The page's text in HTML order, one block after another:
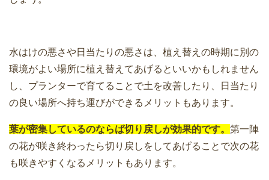
水はけの悪さや日当たりの悪さは、植え替えの時期に別の
環境がよい場所に植え替えてあげるといいかもしれません
し、プランターで育てることで土を改善したり、日当たり
の良い場所へ持ち運びができるメリットもあります。
葉が密集しているのならば切り戻しが効果的です。 第一陣
の花が咲き終わったら切り戻しをしてあげることで次の花
も咲きやすくなるメリットもあります。